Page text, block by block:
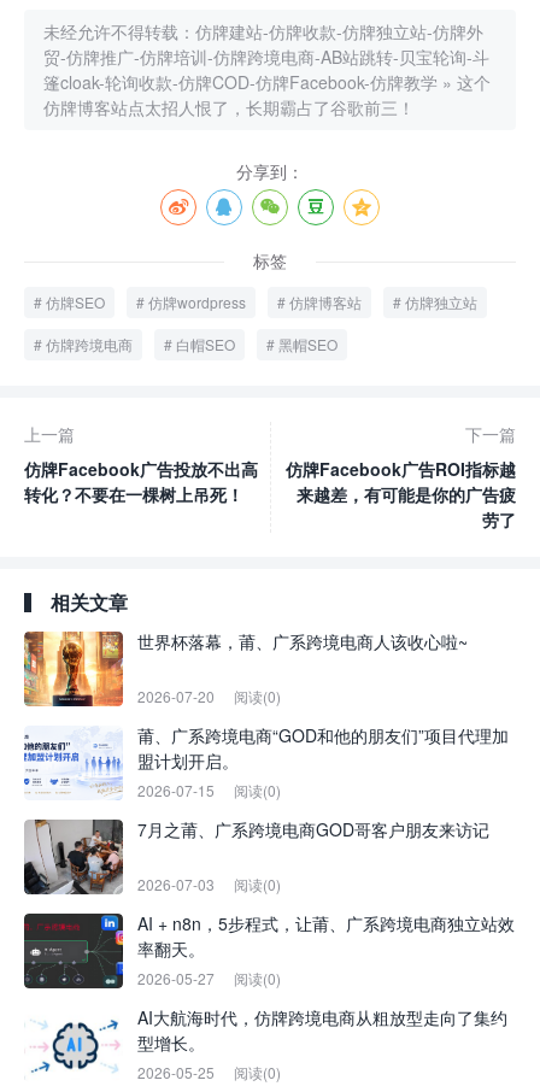
未经允许不得转载： 仿牌建站-仿牌收款-仿牌独立站-仿牌外
贸-仿牌推广-仿牌培训-仿牌跨境电商-AB站跳转-贝宝轮询-斗
篷cloak-轮询收款-仿牌COD-仿牌Facebook-仿牌教学 » 这个
仿牌博客站点太招人恨了，长期霸占了谷歌前三！
分享到：
标签
仿牌SEO 仿牌wordpress 仿牌博客站 仿牌独立站
仿牌跨境电商 白帽SEO 黑帽SEO
上一篇
仿牌Facebook广告投放不出高
转化？不要在一棵树上吊死！
下一篇
仿牌Facebook广告ROI指标越
来越差，有可能是你的广告疲
劳了
相关文章
世界杯落幕，莆、广系跨境电商人该收心啦~
2026-07-20 阅读(0)
莆、广系跨境电商“GOD和他的朋友们”项目代理加
盟计划开启。
2026-07-15 阅读(0)
7月之莆、广系跨境电商GOD哥客户朋友来访记
2026-07-03 阅读(0)
AI + n8n，5步程式，让莆、广系跨境电商独立站效
率翻天。
2026-05-27 阅读(0)
AI大航海时代，仿牌跨境电商从粗放型走向了集约
型增长。
2026-05-25 阅读(0)